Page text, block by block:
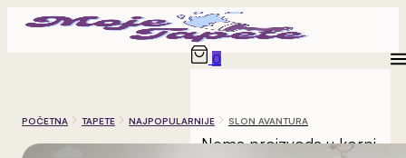
0
Nema proizvoda u korpi.
POČETNA TAPETE NAJPOPULARNIJE SLON AVANTURA